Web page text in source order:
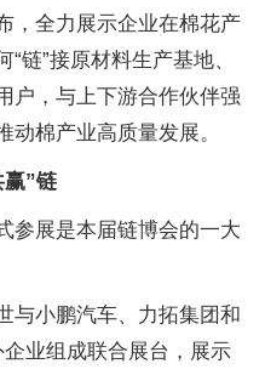
，全力展示企业在棉花产
链”接原材料生产基地、
户，与上下游合作伙伴强
棉产业高质量发展。
”链
参展是本届链博会的一大
与小鹏汽车、力拓集团和
业组成联合展台，展示